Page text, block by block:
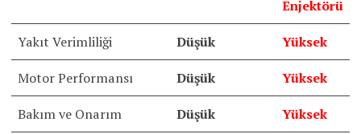
Enjektörü
Yakıt Verimliliği Düşük Yüksek
Motor Performansı Düşük Yüksek
Bakım ve Onarım Düşük Yüksek